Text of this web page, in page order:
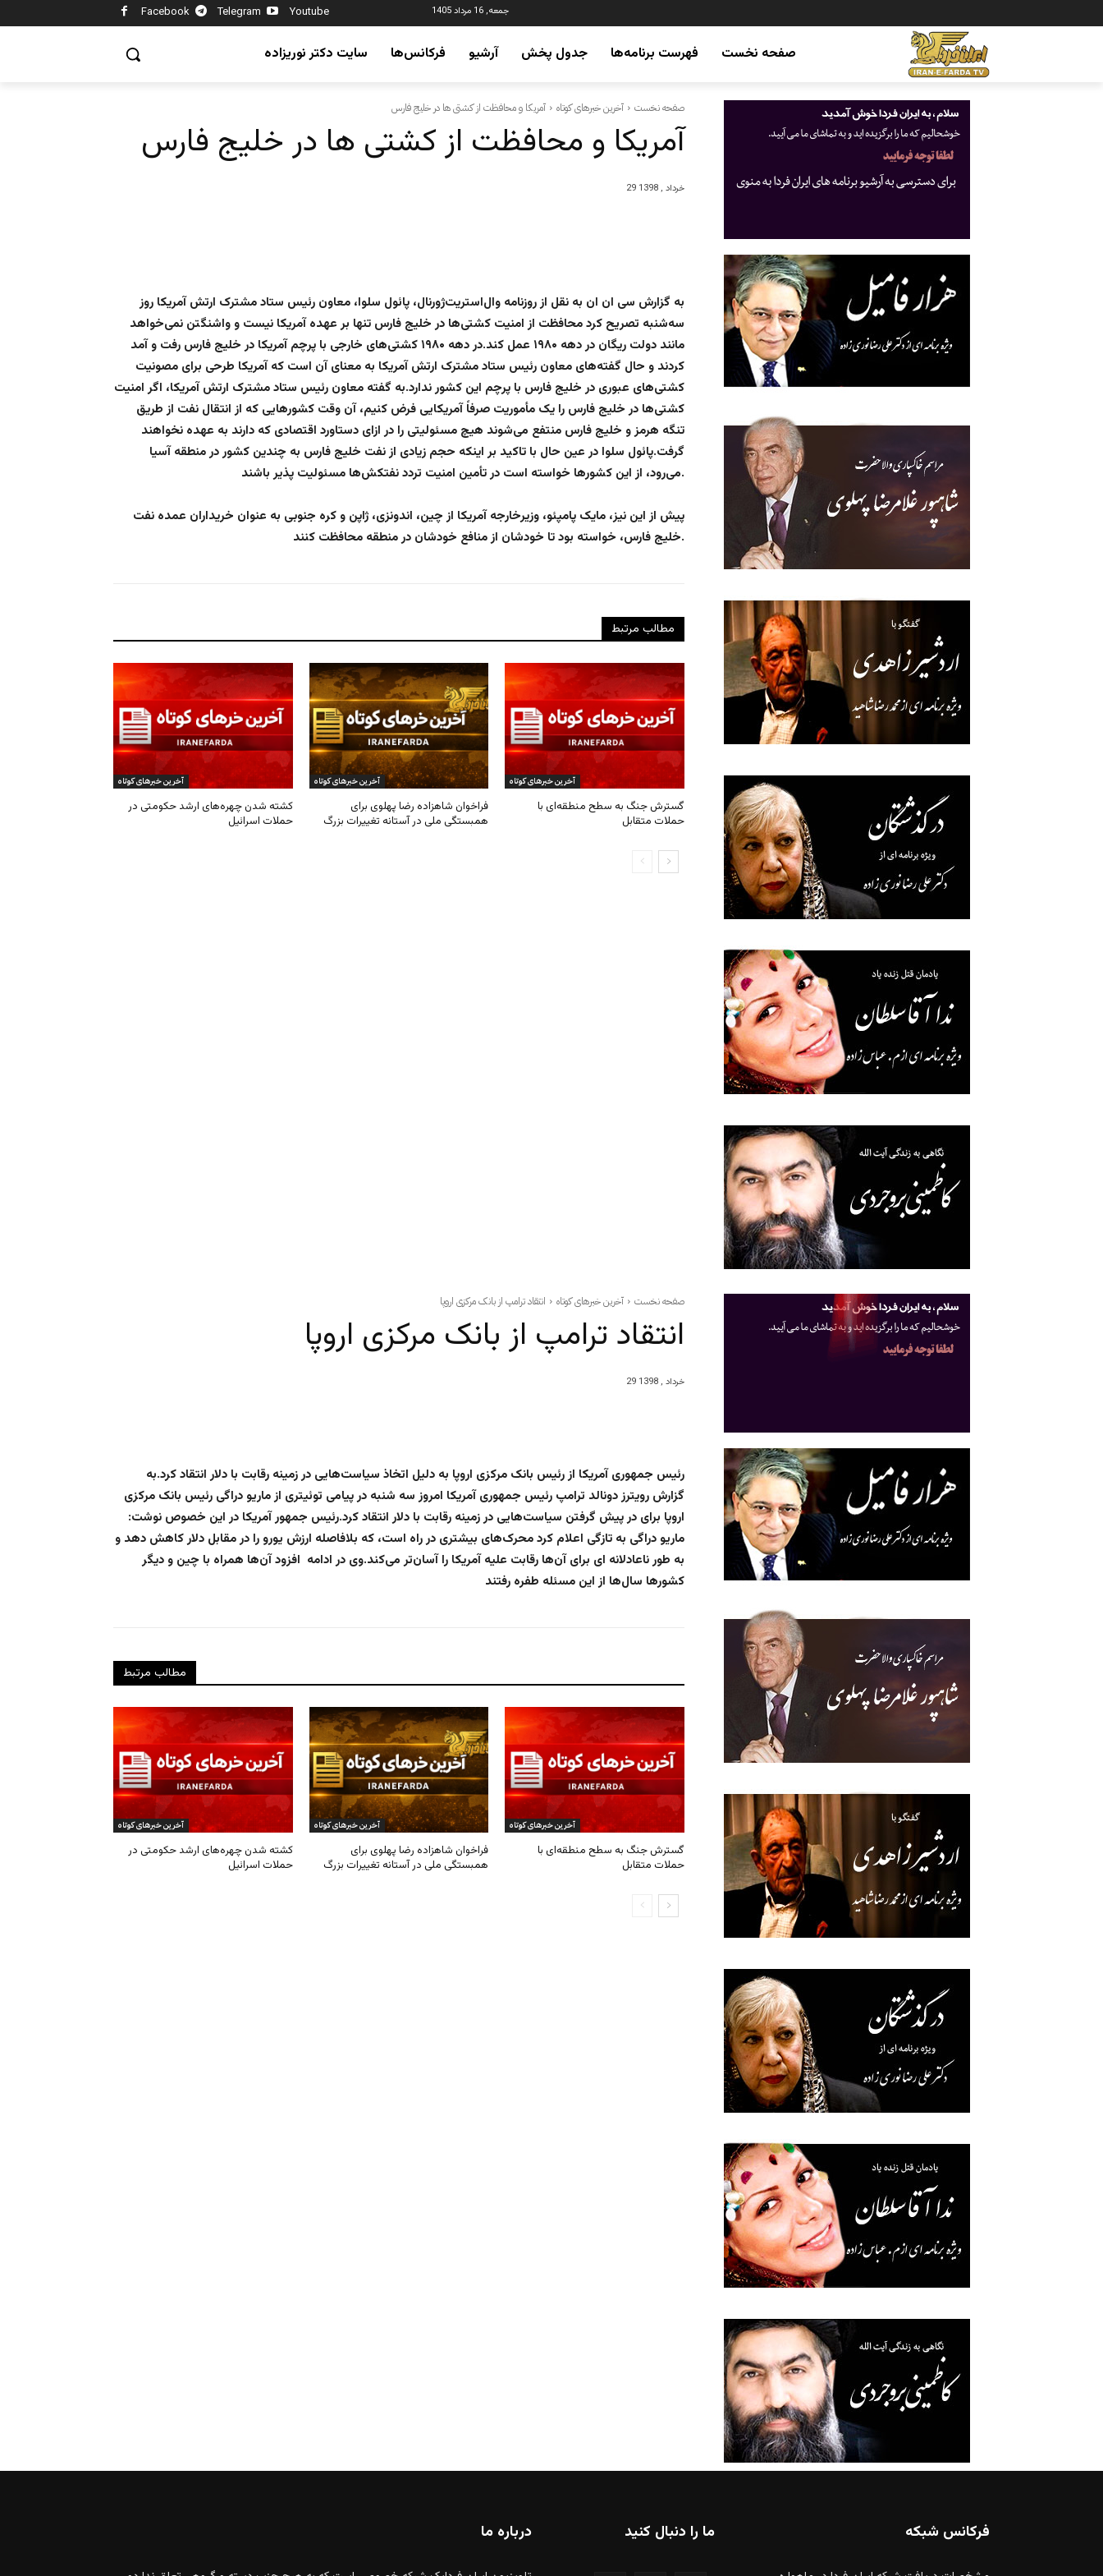
Facebook Telegram Youtube جمعه, 16 مرداد 1405
صفحه نخست فهرست برنامه‌ها جدول پخش آرشیو فرکانس‌ها سایت دکتر نوریزاده
صفحه نخست آخرین خبرهای کوتاه آمریکا و محافظت از کشتی ها در خلیج فارس
آمریکا و محافظت از کشتی ها در خلیج فارس
29 خرداد , 1398
به گزارش سی ان ان به نقل از روزنامه وال‌استریت‌ژورنال، پائول سلوا، معاون رئیس ستاد مشترک ارتش آمریکا روز
سه‌شنبه تصریح کرد محافظت از امنیت کشتی‌ها در خلیج فارس تنها بر عهده آمریکا نیست و واشنگتن نمی‌خواهد
مانند دولت ریگان در دهه ۱۹۸۰ عمل کند.در دهه ۱۹۸۰ کشتی‌های خارجی با پرچم آمریکا در خلیج فارس رفت و آمد
کردند و حال گفته‌های معاون رئیس ستاد مشترک ارتش آمریکا به معنای آن است که آمریکا طرحی برای مصونیت
کشتی‌های عبوری در خلیج فارس با پرچم این کشور ندارد.به گفته معاون رئیس ستاد مشترک ارتش آمریکا، اگر امنیت
کشتی‌ها در خلیج فارس را یک مأموریت صرفاً آمریکایی فرض کنیم، آن وقت کشورهایی که از انتقال نفت از طریق
تنگه هرمز و خلیج فارس منتفع می‌شوند هیچ مسئولیتی را در ازای دستاورد اقتصادی که دارند به عهده نخواهند
گرفت.پائول سلوا در عین حال با تاکید بر اینکه حجم زیادی از نفت خلیج فارس به چندین کشور در منطقه آسیا
می‌رود، از این کشورها خواسته است در تأمین امنیت تردد نفتکش‌ها مسئولیت پذیر باشند.
پیش از این نیز، مایک پامپئو، وزیرخارجه آمریکا از چین، اندونزی، ژاپن و کره جنوبی به عنوان خریداران عمده نفت
خلیج فارس، خواسته بود تا خودشان از منافع خودشان در منطقه محافظت کنند.
مطالب مرتبط
آخرین خبرهای کوتاه
کشته شدن چهره‌های ارشد حکومتی در
حملات اسرائیل
آخرین خبرهای کوتاه
فراخوان شاهزاده رضا پهلوی برای
همبستگی ملی در آستانه تغییرات بزرگ
آخرین خبرهای کوتاه
گسترش جنگ به سطح منطقه‌ای با
حملات متقابل
فرکانس شبکه ما را دنبال کنید درباره ما